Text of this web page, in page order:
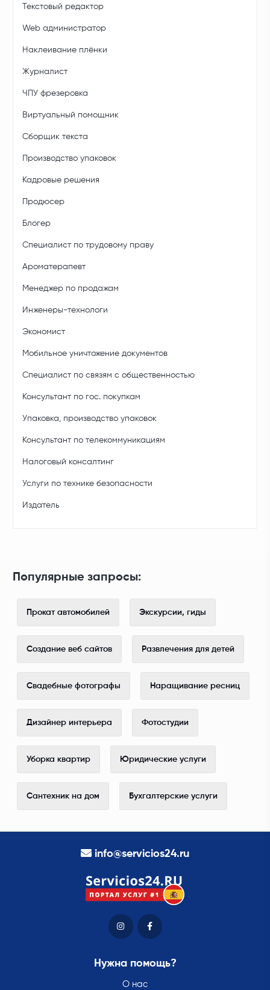
Текстовый редактор
Web администратор
Наклеивание плёнки
Журналист
ЧПУ фрезеровка
Виртуальный помощник
Сборщик текста
Производство упаковок
Кадровые решения
Продюсер
Блогер
Специалист по трудовому праву
Ароматерапевт
Менеджер по продажам
Инженеры-технологи
Экономист
Мобильное уничтожение документов
Специалист по связям с общественностью
Консультант по гос. покупкам
Упаковка, производство упаковок
Консультант по телекоммуникациям
Налоговый консалтинг
Услуги по технике безопасности
Издатель
Популярные запросы:
Прокат автомобилей Экскурсии, гиды
Создание веб сайтов Развлечения для детей
Свадебные фотографы Наращивание ресниц
Дизайнер интерьера Фотостудии
Уборка квартир Юридические услуги
Сантехник на дом Бухгалтерские услуги
info@servicios24.ru
Нужна помощь?
О нас